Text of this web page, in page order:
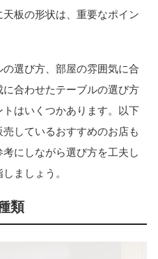
板の形状は、重要なポイン
選び方、部屋の雰囲気に合
合わせたテーブルの選び方
はいくつかあります。以下
しているおすすめのお店も
にしながら選び方を工夫し
ましょう。
類